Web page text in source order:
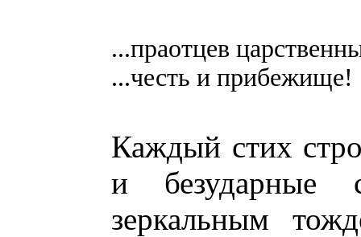
...праотцев
...честь и прибежище!
Каждый стих
и безударные
зеркальным